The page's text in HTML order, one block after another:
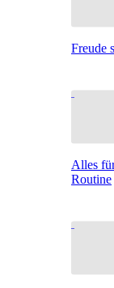
Freude
Alles
Routine